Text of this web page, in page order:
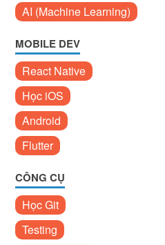
AI (Machine Learning)
MOBILE DEV
React Native
Học iOS
Android
Flutter
CÔNG CỤ
Học Git
Testing